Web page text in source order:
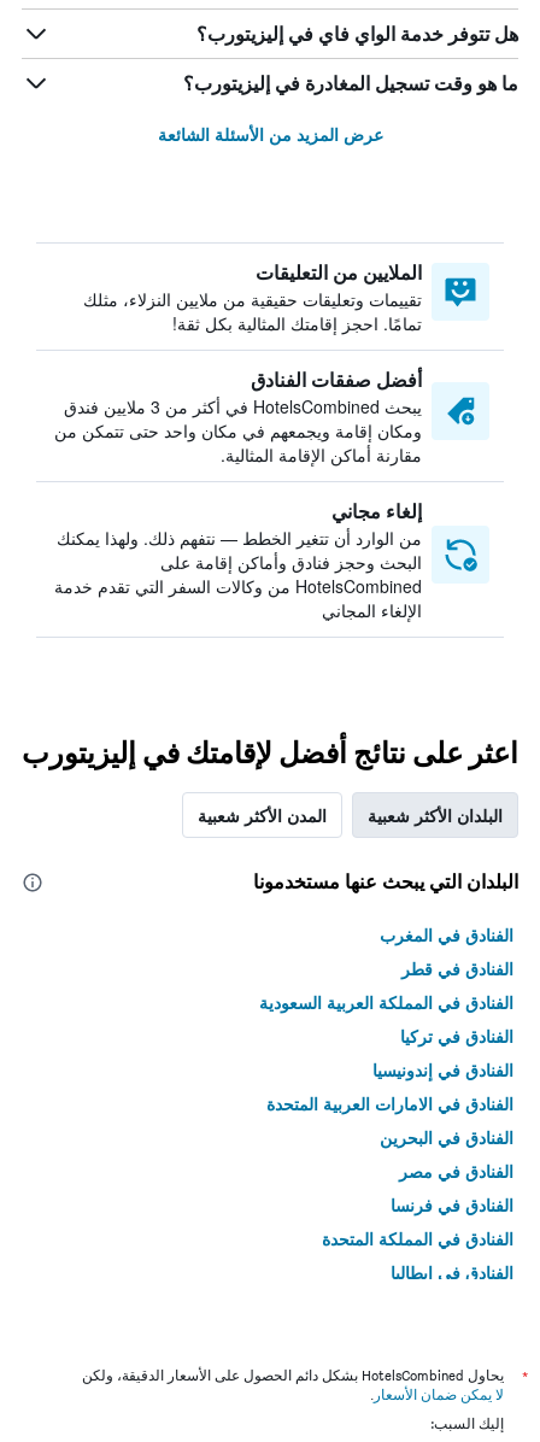
هل تتوفر خدمة الواي فاي في إليزيتورب؟
ما هو وقت تسجيل المغادرة في إليزيتورب؟
عرض المزيد من الأسئلة الشائعة
الملايين من التعليقات
تقييمات وتعليقات حقيقية من ملايين النزلاء، مثلك
تمامًا. احجز إقامتك المثالية بكل ثقة!
أفضل صفقات الفنادق
يبحث HotelsCombined في أكثر من 3 ملايين فندق
ومكان إقامة ويجمعهم في مكان واحد حتى تتمكن من
مقارنة أماكن الإقامة المثالية.
إلغاء مجاني
من الوارد أن تتغير الخطط — نتفهم ذلك. ولهذا يمكنك
البحث وحجز فنادق وأماكن إقامة على
HotelsCombined من وكالات السفر التي تقدم خدمة
الإلغاء المجاني
اعثر على نتائج أفضل لإقامتك في إليزيتورب
البلدان الأكثر شعبية المدن الأكثر شعبية
البلدان التي يبحث عنها مستخدمونا
الفنادق في المغرب
الفنادق في قطر
الفنادق في المملكة العربية السعودية
الفنادق في تركيا
الفنادق في إندونيسيا
الفنادق في الامارات العربية المتحدة
الفنادق في البحرين
الفنادق في مصر
الفنادق في فرنسا
الفنادق في المملكة المتحدة
الفنادق في إيطاليا
*
يحاول HotelsCombined بشكل دائم الحصول على الأسعار الدقيقة، ولكن
لا يمكن ضمان الأسعار .
إليك السبب: